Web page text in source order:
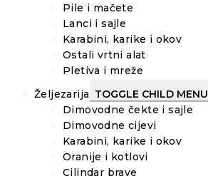
Pile i mačete
Lanci i sajle
Karabini, karike i okov
Ostali vrtni alat
Pletiva i mreže
Željezarija TOGGLE CHILD MENU
Dimovodne čekte i sajle
Dimovodne cijevi
Karabini, karike i okov
Oranije i kotlovi
Cilindar brave